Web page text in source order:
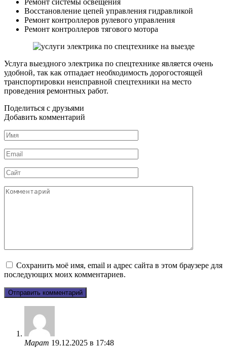
Ремонт системы освещения
Восстановление цепей управления гидравликой
Ремонт контроллеров рулевого управления
Ремонт контроллеров тягового мотора
Услуга выездного электрика по спецтехнике является очень
удобной, так как отпадает необходимость дорогостоящей
транспортировки неисправной спецтехники на место
проведения ремонтных работ.
Поделиться с друзьями
Добавить комментарий
Имя
*
Email
*
Сайт
Комментарий
Сохранить моё имя, email и адрес сайта в этом браузере для
последующих моих комментариев.
Марат 19.12.2025 в 17:48